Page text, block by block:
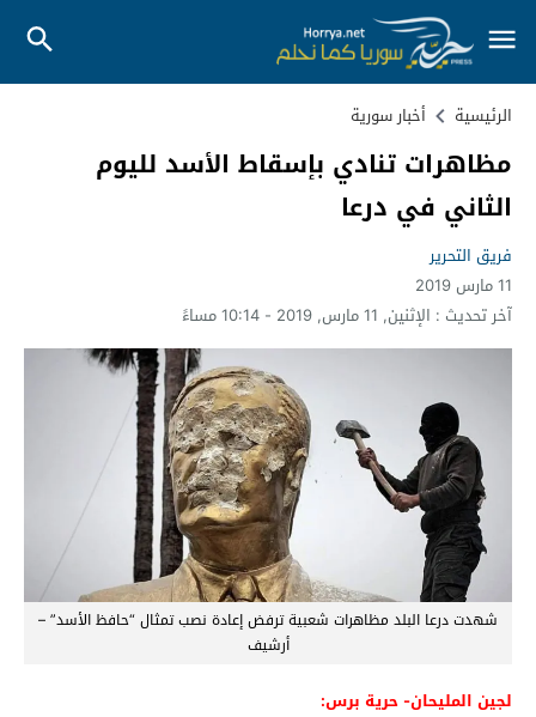
الرئيسية أخبار سورية
مظاهرات تنادي بإسقاط الأسد لليوم
الثاني في درعا
فريق التحرير
11 مارس 2019
آخر تحديث : الإثنين, 11 مارس, 2019 - 10:14 مساءً
شهدت درعا البلد مظاهرات شعبية ترفض إعادة نصب تمثال “حافظ الأسد” –
أرشيف
لجين المليحان- حرية برس: